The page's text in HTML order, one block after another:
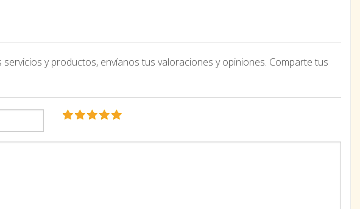
y productos, envíanos tus valoraciones y opiniones. Comparte tus